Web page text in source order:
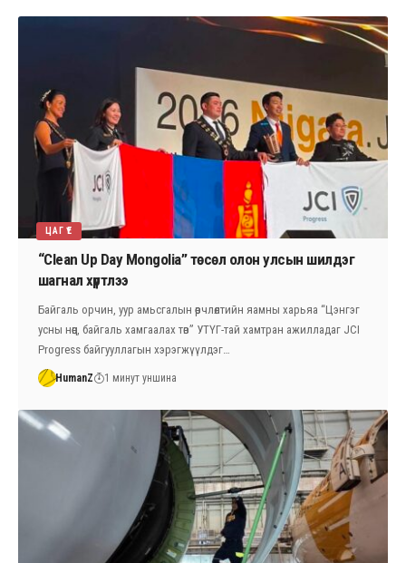
ЦАГ ҮЕ
“Clean Up Day Mongolia” төсөл олон улсын шилдэг
шагнал хүртлээ
Байгаль орчин, уур амьсгалын өөрчлөлтийн яамны харьяа “Цэнгэг
усны нөөц, байгаль хамгаалах төв” УТҮГ-тай хамтран ажилладаг JCI
Progress байгууллагын хэрэгжүүлдэг…
HumanZ 1 минут уншина